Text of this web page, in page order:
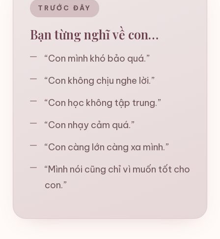
TRƯỚC ĐÂY
Bạn từng nghĩ về con…
“Con mình khó bảo quá.”
“Con không chịu nghe lời.”
“Con học không tập trung.”
“Con nhạy cảm quá.”
“Con càng lớn càng xa mình.”
“Mình nói cũng chỉ vì muốn tốt cho
con.”